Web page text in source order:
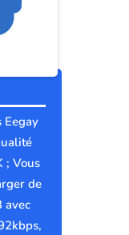
Eegay
; Vous
de
avec